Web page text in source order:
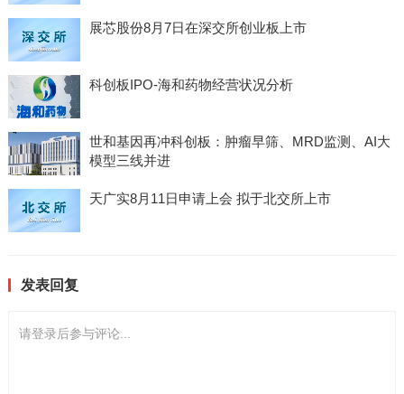
展芯股份8月7日在深交所创业板上市
科创板IPO-海和药物经营状况分析
世和基因再冲科创板：肿瘤早筛、MRD监测、AI大
模型三线并进
天广实8月11日申请上会 拟于北交所上市
发表回复
请登录后参与评论...